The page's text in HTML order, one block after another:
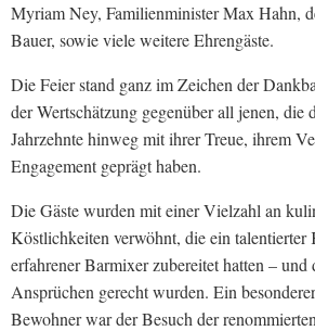
Myriam Ney, Familienminister Max Hahn,
Bauer, sowie viele weitere Ehrengäste.
Die Feier stand ganz im Zeichen der
der Wertschätzung gegenüber all jenen, die
Jahrzehnte hinweg mit ihrer Treue, ihrem
Engagement geprägt haben.
Die Gäste wurden mit einer Vielzahl an
Köstlichkeiten verwöhnt, die ein talentierter
erfahrener Barmixer zubereitet hatten – und
Ansprüchen gerecht wurden. Ein
Bewohner war der Besuch der